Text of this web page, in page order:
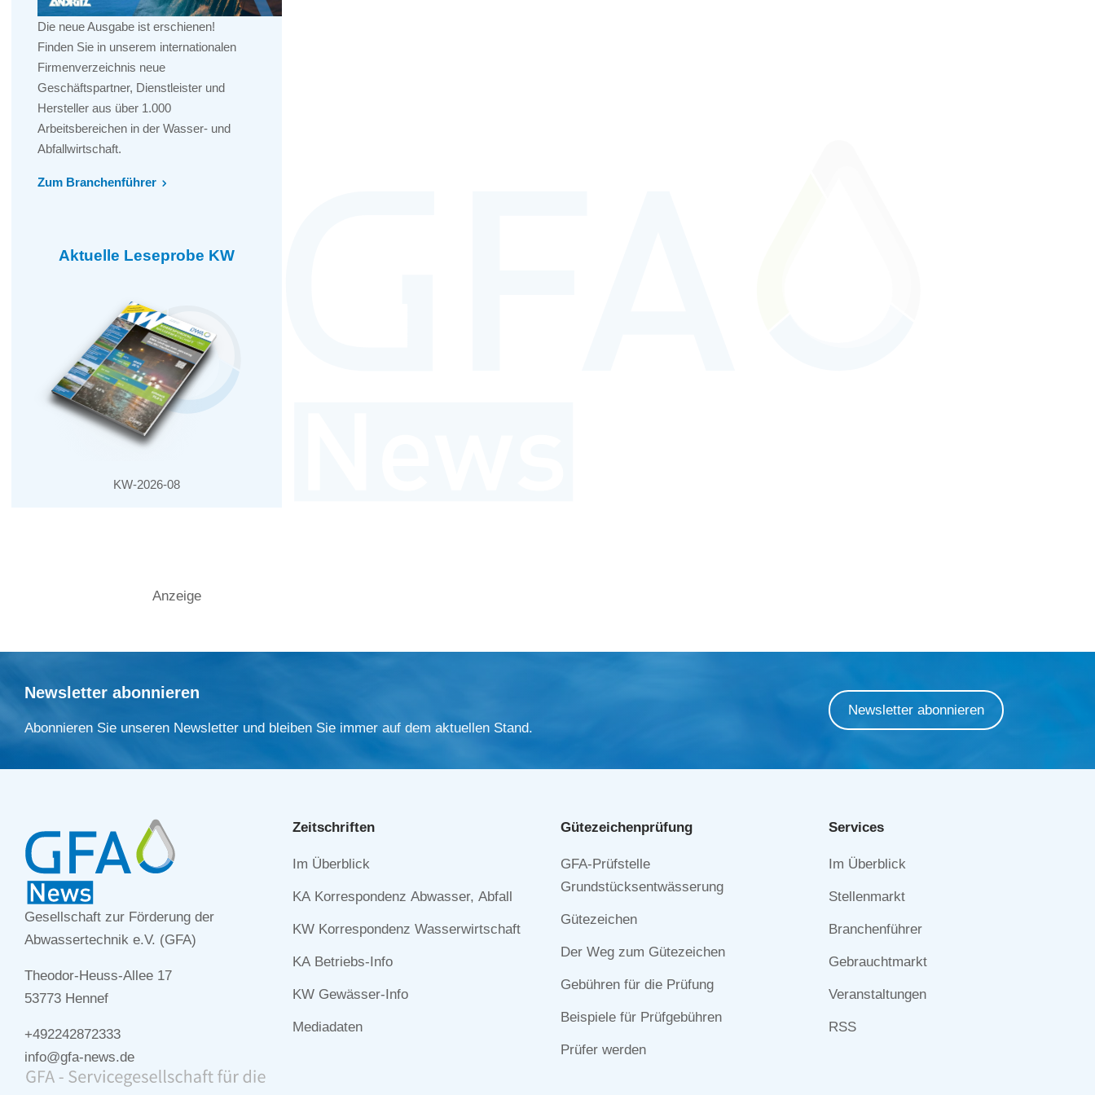
Die neue Ausgabe ist erschienen!
Finden Sie in unserem internationalen
Firmenverzeichnis neue
Geschäftspartner, Dienstleister und
Hersteller aus über 1.000
Arbeitsbereichen in der Wasser- und
Abfallwirtschaft.
Zum Branchenführer
Aktuelle Leseprobe KW
KW-2026-08
Anzeige
Newsletter abonnieren
Abonnieren Sie unseren Newsletter und bleiben Sie immer auf dem aktuellen Stand.
Newsletter abonnieren
Gesellschaft zur Förderung der
Abwassertechnik e.V. (GFA)
Theodor-Heuss-Allee 17
53773 Hennef
+492242872333
info@gfa-news.de
Zeitschriften
Navigation
Im Überblick
KA Korrespondenz Abwasser, Abfall
KW Korrespondenz Wasserwirtschaft
KA Betriebs-Info
KW Gewässer-Info
Mediadaten
Gütezeichen­prüfung
Navigation
überspringen
GFA-Prüfstelle
Grundstücksentwässerung
Gütezeichen
Der Weg zum Gütezeichen
Gebühren für die Prüfung
Beispiele für Prüfgebühren
Prüfer werden
Services
Navigation
Im Überblick
Stellenmarkt
Branchenführer
Gebrauchtmarkt
Veranstaltungen
RSS